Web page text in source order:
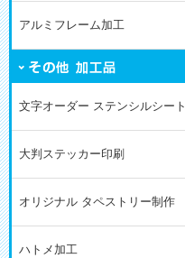
アルミフレーム加工
文字オーダー ステンシルシート
大判ステッカー印刷
オリジナル タペストリー制作
ハトメ加工